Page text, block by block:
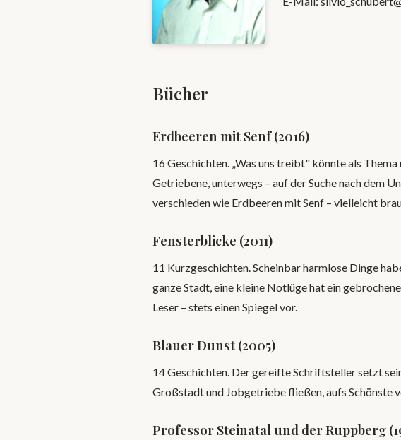
Bücher
Erdbeeren mit Senf (2016)
16 Geschichten. „Was uns treibt" könnte als
Getriebene, unterwegs – auf der Suche nach dem
verschieden wie Erdbeeren mit Senf – vielleicht
Fensterblicke (2011)
11 Kurzgeschichten. Scheinbar harmlose Dinge
ganze Stadt, eine kleine Notlüge hat ein
Leser – stets einen Spiegel vor.
Blauer Dunst (2005)
14 Geschichten. Der gereifte Schriftsteller setzt
Großstadt und Jobgetriebe fließen, aufs Schönste
Professor Steinatal und der Ruppberg